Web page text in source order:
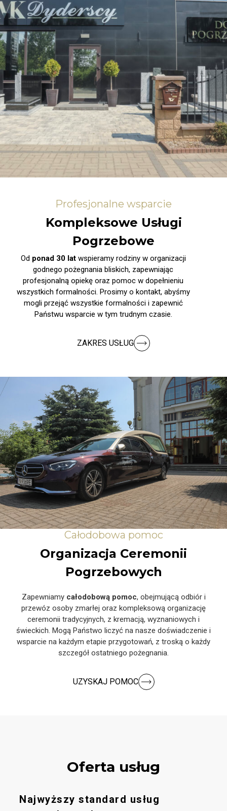
Profesjonalne wsparcie
Kompleksowe Usługi
Pogrzebowe
Od ponad 30 latwspieramy rodziny w organizacji
godnego pożegnania bliskich, zapewniając
profesjonalną opiekę oraz pomoc w dopełnieniu
wszystkich formalności. Prosimy o kontakt, abyśmy
mogli przejąć wszystkie formalności i zapewnić
Państwu wsparcie w tym trudnym czasie.
ZAKRES USŁUG
Całodobowa pomoc
Organizacja Ceremonii
Pogrzebowych
Zapewniamy całodobową pomoc, obejmującą odbiór i
przewóz osoby zmarłej oraz kompleksową organizację
ceremonii tradycyjnych, z kremacją, wyznaniowych i
świeckich. Mogą Państwo liczyć na nasze doświadczenie i
wsparcie na każdym etapie przygotowań, z troską o każdy
szczegół ostatniego pożegnania.
UZYSKAJ POMOC
Oferta usług
Najwyższy standard usług